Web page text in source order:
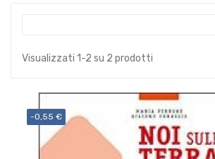
Visualizzati 1-2 su 2 prodotti
-0,55 €